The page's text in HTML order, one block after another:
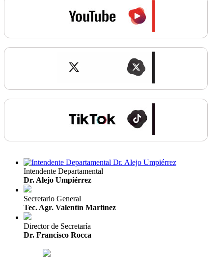
Intendente Departamental
Dr. Alejo Umpiérrez
Secretario General
Tec. Agr. Valentín Martínez
Director de Secretaría
Dr. Francisco Rocca